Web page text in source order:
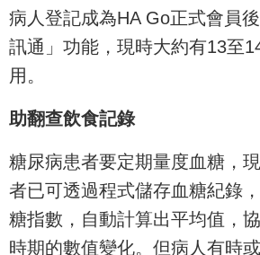
病人登記成為HA Go正式會員
訊通」功能，現時大約有13至
用。
助翻查飲食記錄
糖尿病患者要定期量度血糖，
者已可透過程式儲存血糖紀錄
糖指數，自動計算出平均值，
時期的數值變化。但病人有時